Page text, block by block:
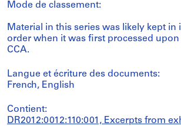
Mode de classement:
Material in this series was likely kept in
order when it was first processed
CCA.
Langue et écriture des documents:
French, English
Contient:
DR2012:0012:110:001, Excerpts from